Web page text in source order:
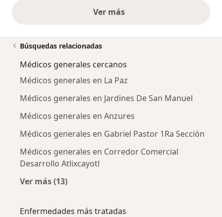
Ver másopiniones anteriores
Búsquedas relacionadas
Médicos generales cercanos
Médicos generales en La Paz
Médicos generales en Jardines De San Manuel
Médicos generales en Anzures
Médicos generales en Gabriel Pastor 1Ra Sección
Médicos generales en Corredor Comercial
Desarrollo Atlixcayotl
Ver más (13)
Enfermedades más tratadas